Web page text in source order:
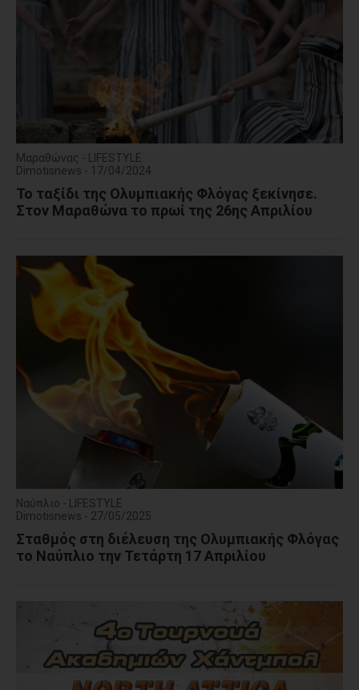
Μαραθώνας - LIFESTYLE
Dimotisnews - 17/04/2024
Το ταξίδι της Ολυμπιακής Φλόγας ξεκίνησε.
Στον Μαραθώνα το πρωί της 26ης Απριλίου
Ναύπλιο - LIFESTYLE
Dimotisnews - 27/05/2025
Σταθμός στη διέλευση της Ολυμπιακής Φλόγας
το Ναύπλιο την Τετάρτη 17 Απριλίου